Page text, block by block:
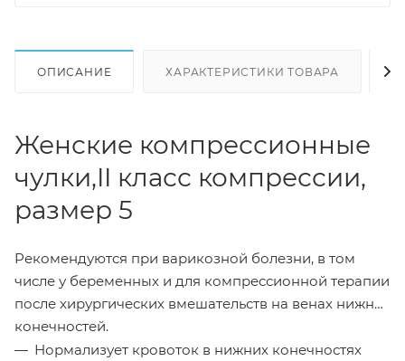
ОПИСАНИЕ ХАРАКТЕРИСТИКИ ТОВАРА
Женские компрессионные
чулки,II класс компрессии,
размер 5
Рекомендуются при варикозной болезни, в том
числе у беременных и для компрессионной терапии
после хирургических вмешательств на венах нижних
конечностей.
Нормализует кровоток в нижних конечностях